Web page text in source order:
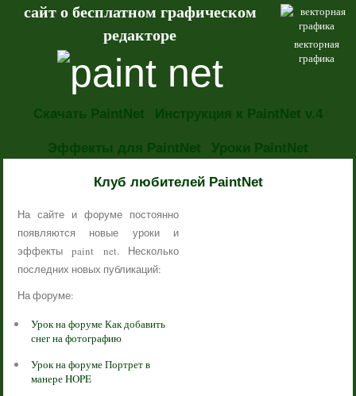
векторная
графика
сайт о бесплатном графическом
редакторе
Скачать PaintNet Инструкция к PaintNet v.4
Эффекты для PaintNet Уроки PaintNet
Клуб любителей PaintNet
На сайте и форуме постоянно
появляются новые уроки и
эффекты paint net. Несколько
последних новых публикаций:
На форуме:
Урок на форуме Как добавить
снег на фотографию
Урок на форуме Портрет в
манере HOPE